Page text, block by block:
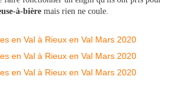
à-bière mais rien ne coule.